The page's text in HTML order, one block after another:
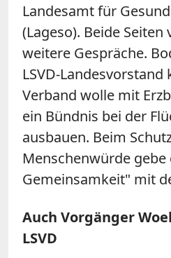
Landesamt für
(Lageso). Beide
weitere Gespräche.
LSVD-
Verband wolle mit
ein Bündnis bei der
ausbauen. Beim
Menschenwürde gebe
Gemeinsamkeit" mit
Auch Vorgänger
LSVD